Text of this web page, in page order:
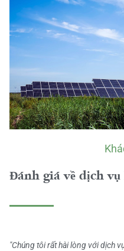
Đánh giá về dịch vụ
"Chúng tôi rất hài lòng với dịch